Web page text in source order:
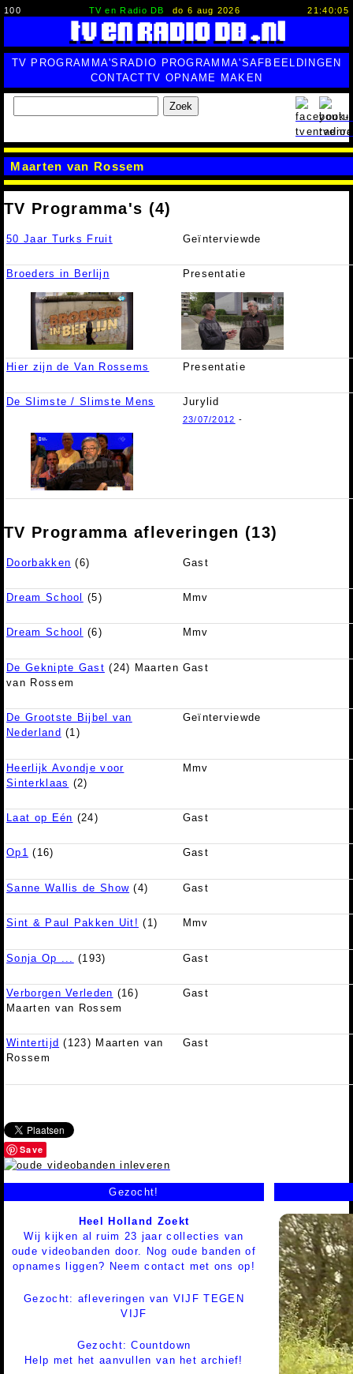
100 TV en Radio DB do 6 aug 2026 21:40:06
TV PROGRAMMA'S RADIO PROGRAMMA'SAFBEELDINGEN
CONTACTTV OPNAME MAKEN
Zoek
Maarten van Rossem
TV Programma's (4)
50 Jaar Turks Fruit Geïnterviewde
Broeders in Berlijn Presentatie
Hier zijn de Van Rossems Presentatie
De Slimste / Slimste Mens Jurylid
23/07/2012 -
TV Programma afleveringen (13)
Doorbakken (6) Gast
Dream School (5) Mmv
Dream School (6) Mmv
De Geknipte Gast (24) Maarten
van Rossem
Gast
De Grootste Bijbel van
Nederland (1)
Geïnterviewde
Heerlijk Avondje voor
Sinterklaas (2)
Mmv
Laat op Eén (24) Gast
Op1 (16) Gast
Sanne Wallis de Show (4) Gast
Sint & Paul Pakken Uit! (1) Mmv
Sonja Op ... (193) Gast
Verborgen Verleden (16)
Maarten van Rossem
Gast
Wintertijd (123) Maarten van
Rossem
Gast
Save
Gezocht!
Heel Holland Zoekt
Wij kijken al ruim 23 jaar collecties van
oude videobanden door. Nog oude banden of
opnames liggen? Neem contact met ons op!
Gezocht: afleveringen van VIJF TEGEN
VIJF
Gezocht: Countdown
Help met het aanvullen van het archief!